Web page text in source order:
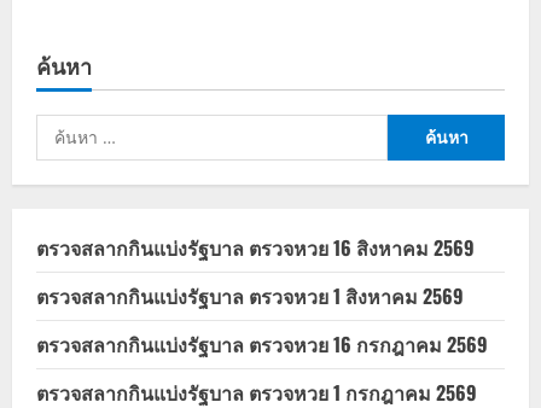
ค้นหา
ค้นหา
สำหรับ:
ตรวจสลากกินแบ่งรัฐบาล ตรวจหวย 16 สิงหาคม 2569
ตรวจสลากกินแบ่งรัฐบาล ตรวจหวย 1 สิงหาคม 2569
ตรวจสลากกินแบ่งรัฐบาล ตรวจหวย 16 กรกฎาคม 2569
ตรวจสลากกินแบ่งรัฐบาล ตรวจหวย 1 กรกฎาคม 2569